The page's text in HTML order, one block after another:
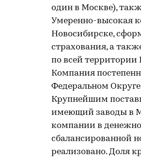
один в Москве),
Умеренно-высокая
Новосибирске,
страхования, а
по всей территории
Компания
Федеральном
Крупнейшим
имеющий заводы в
компании в
сбалансированной
реализовано. Доля